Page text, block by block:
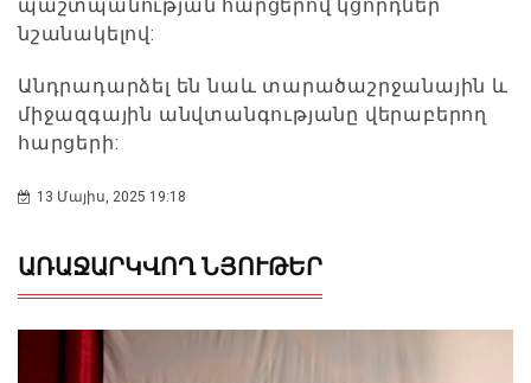
պաշտպանության հարցերով կցորդներ
նշանակելով:
Անդրադարձել են նաև տարածաշրջանային և
միջազգային անվտանգությանը վերաբերող
հարցերի:
13 Մայիս, 2025 19:18
ԱՌԱՋԱՐԿՎՈՂ ՆՅՈՒԹԵՐ